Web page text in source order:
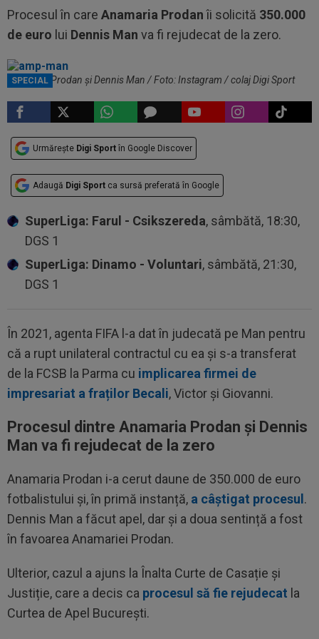
Procesul în care Anamaria Prodanîi solicită 350.000
de euro lui Dennis Man va fi rejudecat de la zero.
SPECIAL
Anamaria Prodan și Dennis Man / Foto: Instagram / colaj Digi Sport
Urmărește Digi Sport în Google Discover
Adaugă Digi Sport ca sursă preferată în Google
SuperLiga: Farul - Csikszereda, sâmbătă, 18:30,
DGS 1
SuperLiga: Dinamo - Voluntari, sâmbătă, 21:30,
DGS 1
În 2021, agenta FIFA l-a dat în judecată pe Man pentru
că a rupt unilateral contractul cu ea și s-a transferat
de la FCSB la Parma cu implicarea firmei de
impresariat a fraților Becali, Victor și Giovanni.
Procesul dintre Anamaria Prodan și Dennis
Man va fi rejudecat de la zero
Anamaria Prodan i-a cerut daune de 350.000 de euro
fotbalistului și, în primă instanță, a câștigat procesul .
Dennis Man a făcut apel, dar și a doua sentință a fost
în favoarea Anamariei Prodan.
Ulterior, cazul a ajuns la Înalta Curte de Casație și
Justiție, care a decis ca procesul să fie rejudecat la
Curtea de Apel București.